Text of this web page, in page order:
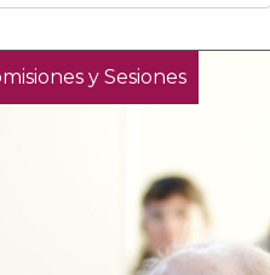
y Sesiones